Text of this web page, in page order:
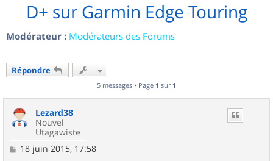
D+ sur Garmin Edge Touring
Modérateur : Modérateurs des Forums
Répondre
5 messages • Page 1 sur 1
Lezard38
Nouvel
Utagawiste
M18 juin 2015, 17:58